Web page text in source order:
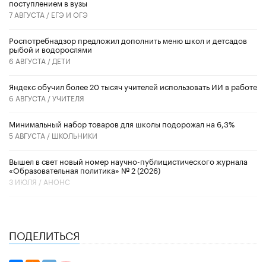
7 АВГУСТА / ЕГЭ И ОГЭ
Роспотребнадзор предложил дополнить меню школ и детсадов
рыбой и водорослями
6 АВГУСТА / ДЕТИ
​Яндекс обучил более 20 тысяч учителей использовать ИИ в работе
6 АВГУСТА /УЧИТЕЛЯ
Минимальный набор товаров для школы подорожал на 6,3%
5 АВГУСТА / ШКОЛЬНИКИ
Вышел в свет новый номер научно-публицистического журнала
«Образовательная политика» № 2 (2026)
3 ИЮЛЯ / АНОНС
ПОДЕЛИТЬСЯ